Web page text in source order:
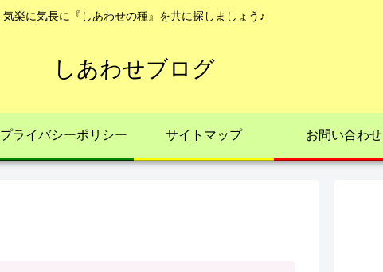
気楽に気長に『しあわせの種』を共に探しましょう♪
しあわせブログ
プライバシーポリシー サイトマップ お問い合わせ